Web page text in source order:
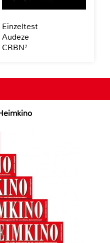
Einzeltest
Audeze
CRBN²